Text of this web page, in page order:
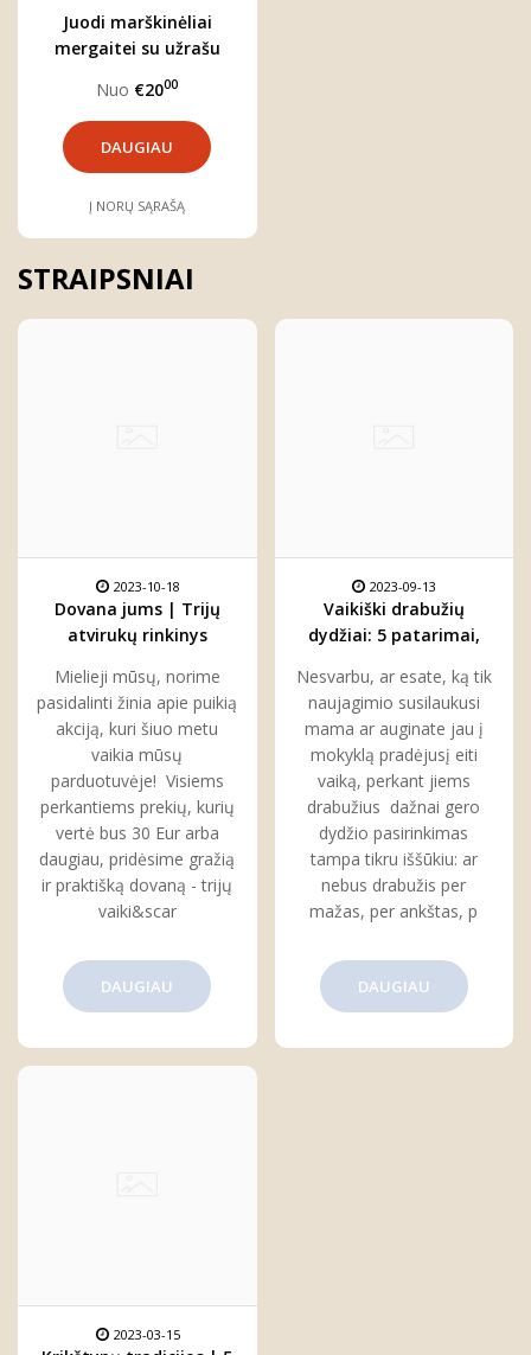
Juodi marškinėliai
mergaitei su užrašu
Nuo €2000
DAUGIAU
Į NORŲ SĄRAŠĄ
STRAIPSNIAI
2023-10-18
Dovana jums | Trijų
atvirukų rinkinys
Mielieji mūsų, norime
pasidalinti žinia apie puikią
akciją, kuri šiuo metu
vaikia mūsų
parduotuvėje! Visiems
perkantiems prekių, kurių
vertė bus 30 Eur arba
daugiau, pridėsime gražią
ir praktišką dovaną - trijų
vaiki&scar
DAUGIAU
2023-09-13
Vaikiški drabužių
dydžiai: 5 patarimai,
pasirinkti
Nesvarbu, ar esate, ką tik
naujagimio susilaukusi
mama ar auginate jau į
mokyklą pradėjusį eiti
vaiką, perkant jiems
drabužius dažnai gero
dydžio pasirinkimas
tampa tikru iššūkiu: ar
nebus drabužis per
mažas, per ankštas, p
DAUGIAU
2023-03-15